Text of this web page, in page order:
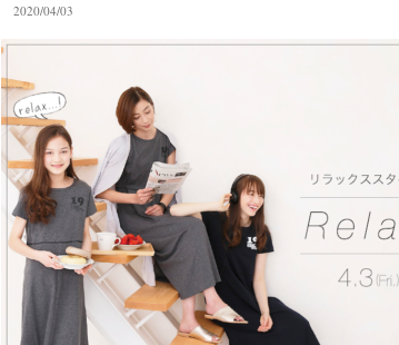
2020/04/03